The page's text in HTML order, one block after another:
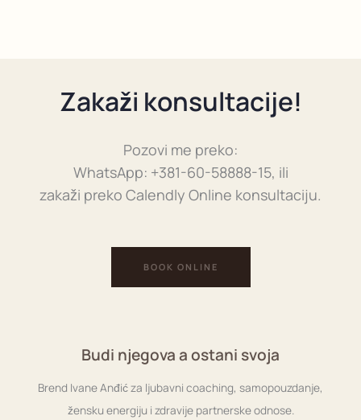
Zakaži konsultacije!
Pozovi me preko:
WhatsApp: +381-60-58888-15, ili
zakaži preko Calendly Online konsultaciju.
BOOK ONLINE
Budi njegova a ostani svoja
Brend Ivane Anđić za ljubavni coaching, samopouzdanje,
žensku energiju i zdravije partnerske odnose.